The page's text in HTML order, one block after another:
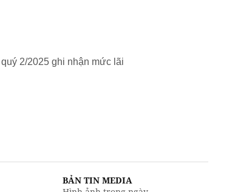
2/2025 ghi nhận mức lãi
BẢN TIN MEDIA